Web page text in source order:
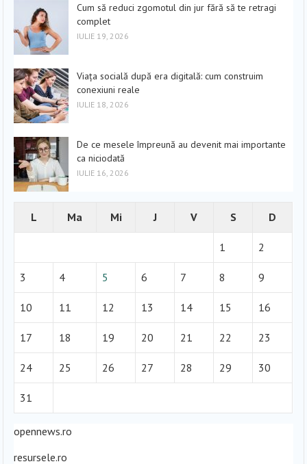
Cum să reduci zgomotul din jur fără să te retragi
complet
IULIE 19, 2026
Viața socială după era digitală: cum construim
conexiuni reale
IULIE 18, 2026
De ce mesele împreună au devenit mai importante
ca niciodată
IULIE 16, 2026
L Ma Mi J V S D
1 2
3 4 5 6 7 8 9
10 11 12 13 14 15 16
17 18 19 20 21 22 23
24 25 26 27 28 29 30
31
opennews.ro
resursele.ro